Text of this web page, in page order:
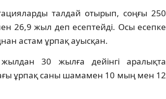
талдай отырып, соңғы 250
26,9 жыл деп есептейді. Осы есепке
астам ұрпақ ауысқан.
30 жылға дейінгі аралықта
ұрпақ саны шамамен 10 мың мен 12